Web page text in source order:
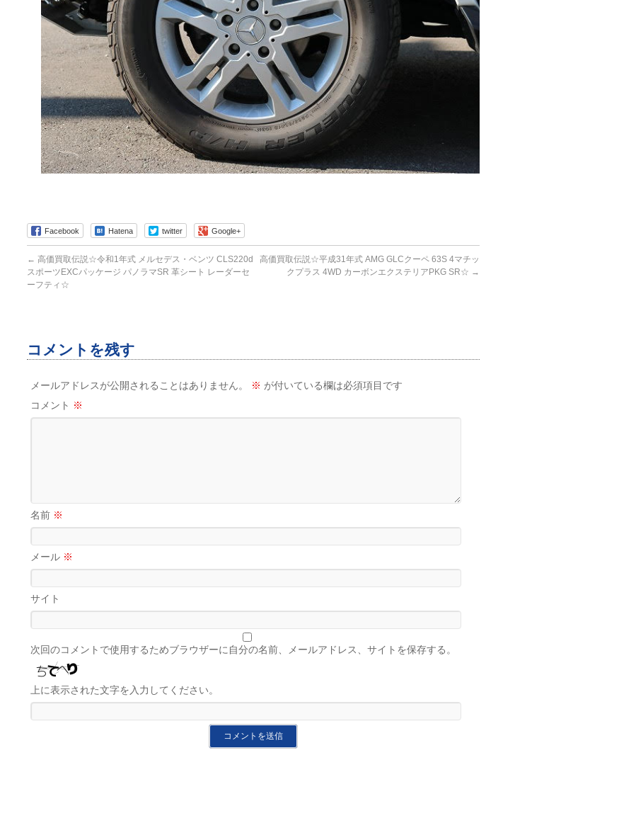
Facebook Hatena twitter Google+
← 高価買取伝説☆令和1年式 メルセデス・ベンツ CLS220d
スポーツEXCパッケージ パノラマSR 革シート レーダーセ
ーフティ☆
高価買取伝説☆平成31年式 AMG GLCクーペ 63S 4マチッ
クプラス 4WD カーボンエクステリアPKG SR☆ →
コメントを残す
メールアドレスが公開されることはありません。 ※ が付いている欄は必須項目です
コメント ※
名前 ※
メール ※
サイト
次回のコメントで使用するためブラウザーに自分の名前、メールアドレス、サイトを保存する。
上に表示された文字を入力してください。